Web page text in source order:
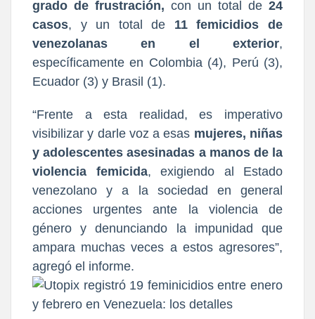
grado de frustración, con un total de 24
casos, y un total de
11 femicidios de
venezolanas en el exterior,
específicamente en Colombia (4), Perú (3),
Ecuador (3) y Brasil (1).
“Frente a esta realidad, es imperativo
visibilizar y darle voz a esas mujeres, niñas
y adolescentes asesinadas a manos de la
violencia femicida, exigiendo al Estado
venezolano y a la sociedad en general
acciones urgentes ante la violencia de
género y denunciando la impunidad que
ampara muchas veces a estos agresores”,
agregó el informe.